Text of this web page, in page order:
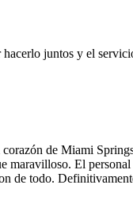
juntos y el
de Miami
El
de todo.